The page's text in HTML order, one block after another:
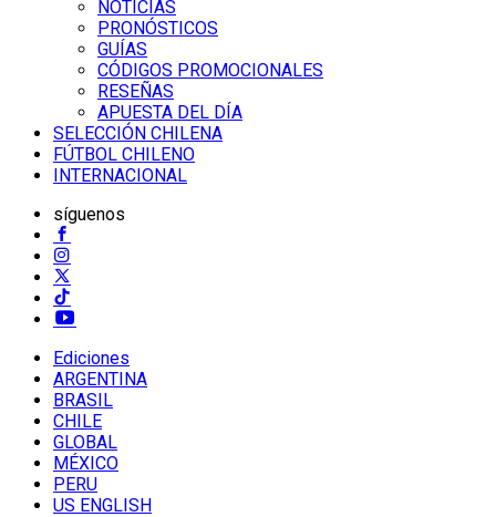
NOTICIAS
PRONÓSTICOS
GUÍAS
CÓDIGOS PROMOCIONALES
RESEÑAS
APUESTA DEL DÍA
SELECCIÓN CHILENA
FÚTBOL CHILENO
INTERNACIONAL
síguenos
Ediciones
ARGENTINA
BRASIL
CHILE
GLOBAL
MÉXICO
PERU
US ENGLISH